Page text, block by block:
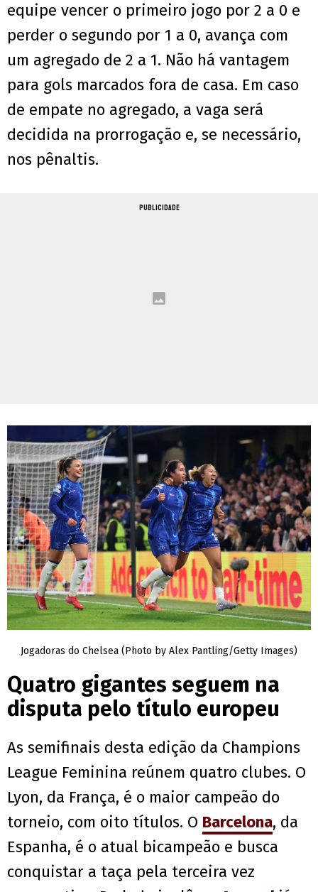
equipe vencer o primeiro jogo por 2 a 0 e
perder o segundo por 1 a 0, avança com
um agregado de 2 a 1. Não há vantagem
para gols marcados fora de casa. Em caso
de empate no agregado, a vaga será
decidida na prorrogação e, se necessário,
nos pênaltis.
PUBLICIDADE
Jogadoras do Chelsea (Photo by Alex Pantling/Getty Images)
Quatro gigantes seguem na
disputa pelo título europeu
As semifinais desta edição da Champions
League Feminina reúnem quatro clubes. O
Lyon, da França, é o maior campeão do
torneio, com oito títulos. O Barcelona, da
Espanha, é o atual bicampeão e busca
conquistar a taça pela terceira vez